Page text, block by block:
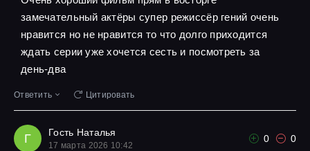
замечательный актёры супер режиссёр гений очень
нравится но не нравится то что долго приходится
ждать серии уже хочется сесть и посмотреть за
день-два
Ответить Цитировать
Г Гость Наталья
17 марта 2026 10:42
0 0